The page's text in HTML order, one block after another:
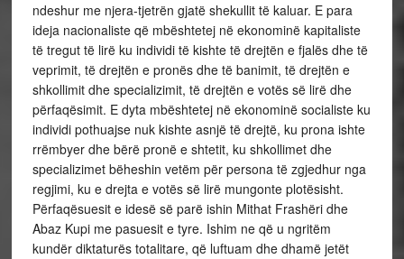
ndeshur me njera-tjetrën gjatë shekullit të kaluar. E para
ideja nacionaliste që mbështetej në ekonominë kapitaliste
të tregut të lirë ku individi të kishte të drejtën e fjalës dhe të
veprimit, të drejtën e pronës dhe të banimit, të drejtën e
shkollimit dhe specializimit, të drejtën e votës së lirë dhe
përfaqësimit. E dyta mbështetej në ekonominë socialiste ku
individi pothuajse nuk kishte asnjë të drejtë, ku prona ishte
rrëmbyer dhe bërë pronë e shtetit, ku shkollimet dhe
specializimet bëheshin vetëm për persona të zgjedhur nga
regjimi, ku e drejta e votës së lirë mungonte plotësisht.
Përfaqësuesit e idesë së parë ishin Mithat Frashëri dhe
Abaz Kupi me pasuesit e tyre. Ishim ne që u ngritëm
kundër diktaturës totalitare, që luftuam dhe dhamë jetët